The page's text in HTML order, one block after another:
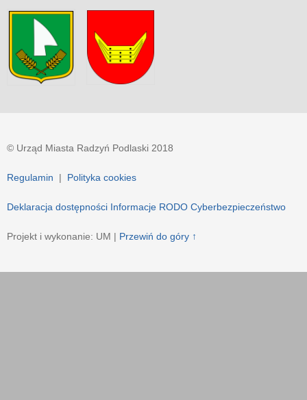
© Urząd Miasta Radzyń Podlaski 2018
Regulamin | Polityka cookies
Deklaracja dostępności Informacje RODO Cyberbezpieczeństwo
Projekt i wykonanie: UM | Przewiń do góry ↑